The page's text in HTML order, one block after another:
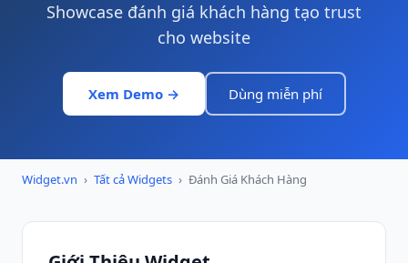
Showcase đánh giá khách hàng tạo trust
cho website
Xem Demo → Dùng miễn phí
Widget.vn › Tất cả Widgets › Đánh Giá Khách Hàng